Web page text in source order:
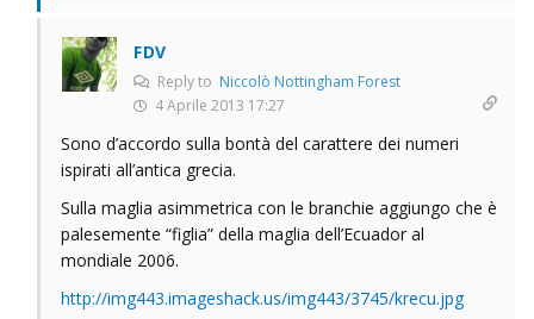
FDV
Reply to Niccolò Nottingham Forest
4 Aprile 2013 17:27
Sono d’accordo sulla bontà del carattere dei numeri
ispirati all’antica grecia.
Sulla maglia asimmetrica con le branchie aggiungo che è
palesemente “figlia” della maglia dell’Ecuador al
mondiale 2006.
http://img443.imageshack.us/img443/3745/krecu.jpg